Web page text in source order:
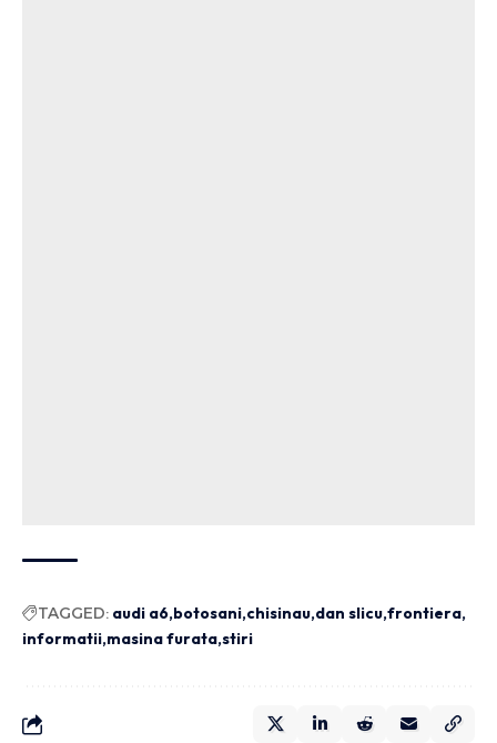
TAGGED: audi a6 botosani chisinau dan slicu frontiera
informatii masina furata stiri